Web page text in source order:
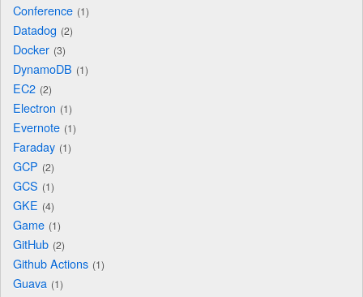
Conference 1
Datadog 2
Docker 3
DynamoDB 1
EC2 2
Electron 1
Evernote 1
Faraday 1
GCP 2
GCS 1
GKE 4
Game 1
GitHub 2
Github Actions 1
Guava 1